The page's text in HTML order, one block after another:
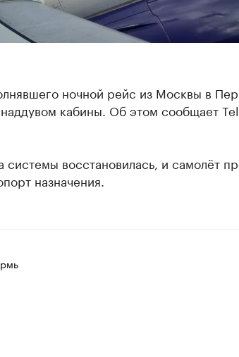
ночной рейс из Москвы в
кабины. Об этом сообщает
системы восстановилась, и самолёт
назначения.